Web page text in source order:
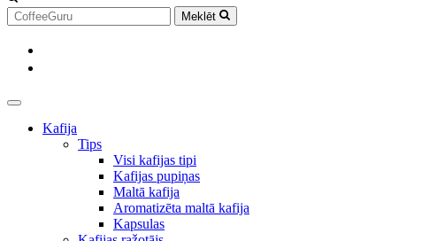
Meklēt
Kafija
Tips
Visi kafijas tipi
Kafijas pupiņas
Maltā kafija
Aromatizēta maltā kafija
Kapsulas